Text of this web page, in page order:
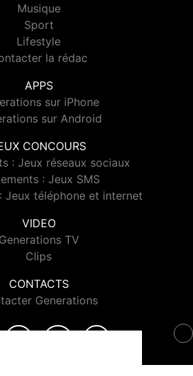
Musique
Sport
Lifestyle
la rédac
APPS
sur iPhone
sur Android
CONCOURS
: Jeux réseaux sociaux
: Jeux SMS
Jeux téléphone et internet
VIDEO
Generations TV
Clips
CONTACTS
Generations